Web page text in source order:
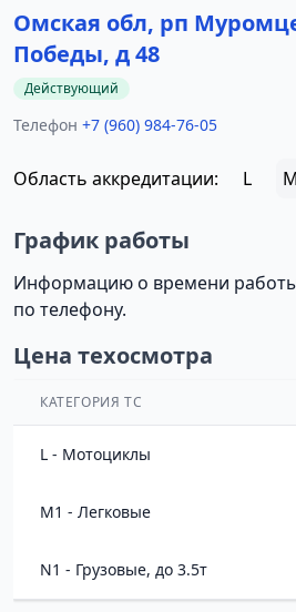
Омская обл, рп
Победы, д 48
Действующий
Телефон +7 (960) 984-76-05
Область аккредитации: L
График работы
Информацию о времени работы
по телефону.
Цена техосмотра
КАТЕГОРИЯ ТС
L - Мотоциклы
M1 - Легковые
N1 - Грузовые, до 3.5т